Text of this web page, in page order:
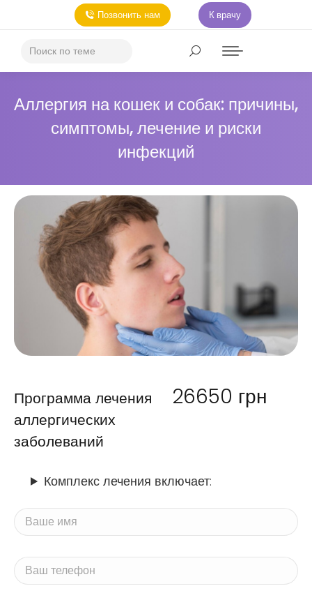
Позвонить нам К врачу
Аллергия на кошек и собак: причины,
симптомы, лечение и риски
инфекций
Программа лечения
аллергических
заболеваний
26650 грн
Комплекс лечения включает: